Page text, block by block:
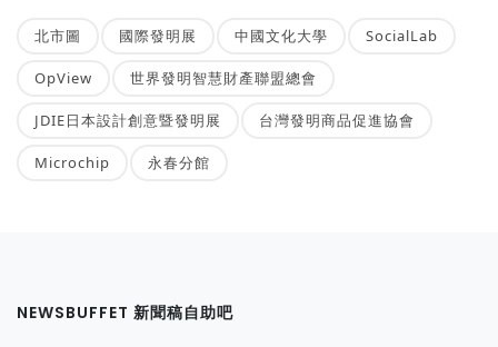
北市圖 國際發明展 中國文化大學 SocialLab
OpView 世界發明智慧財產聯盟總會
JDIE日本設計創意暨發明展 台灣發明商品促進協會
Microchip 永春分館
NEWSBUFFET 新聞稿自助吧